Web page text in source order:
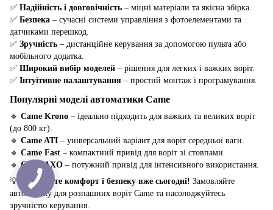
✅ Надійність і довговічність – міцні матеріали та якісна збірка.
✅ Безпека – сучасні системи управління з фотоелементами та
датчиками перешкод.
✅ Зручність – дистанційне керування за допомогою пульта або
мобільного додатка.
✅ Широкий вибір моделей – рішення для легких і важких воріт.
✅ Інтуїтивне налаштування – простий монтаж і програмування.
Популярні моделі автоматики Came
🔹 Came Krono – ідеально підходить для важких та великих воріт
(до 800 кг).
🔹 Came ATI – універсальний варіант для воріт середньої ваги.
🔹 Came Fast – компактний привід для воріт зі стовпами.
🔹Came AXO – потужний привід для інтенсивного використання.
💡
Забезпечте комфорт і безпеку вже сьогодні! Замовляйте
автоматику для розпашних воріт Came та насолоджуйтесь
зручністю керування.